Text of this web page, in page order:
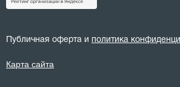
Публичная оферта и политика
Карта сайта